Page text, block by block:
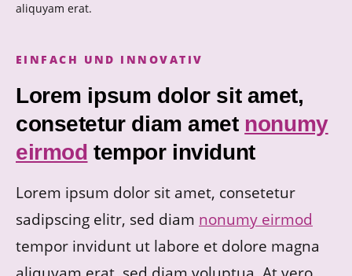
aliquyam erat.
EINFACH UND INNOVATIV
Lorem ipsum dolor sit amet,
consetetur diam amet nonumy
eirmod tempor invidunt
Lorem ipsum dolor sit amet, consetetur
sadipscing elitr, sed diam nonumy eirmod
tempor invidunt ut labore et dolore magna